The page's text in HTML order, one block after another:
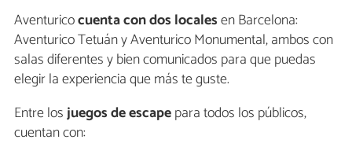
Aventuricocuenta con dos localesen Barcelona:
Aventurico Tetuán y Aventurico Monumental, ambos con
salas diferentes y bien comunicados para que puedas
elegir la experiencia que más te guste.
Entre losjuegos de escapepara todos los públicos,
cuentan con: